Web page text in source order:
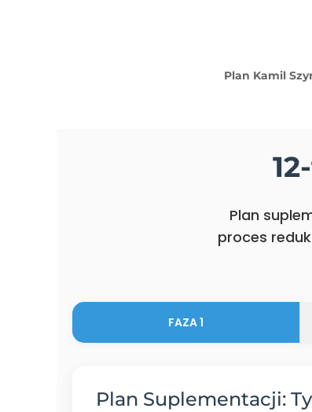
Plan Kamil
Plan
proces
FAZA 1
Plan Suplementacji: